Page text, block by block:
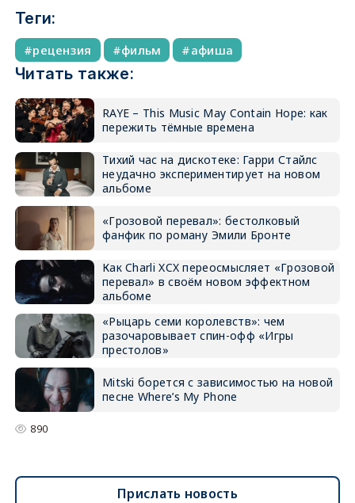
Теги:
рецензия фильм афиша
Читать также:
RAYE – This Music May Contain Hope: как
пережить тёмные времена
Тихий час на дискотеке: Гарри Стайлс
неудачно экспериментирует на новом
альбоме
«Грозовой перевал»: бестолковый
фанфик по роману Эмили Бронте
Как Charli XCX переосмысляет «Грозовой
перевал» в своём новом эффектном
альбоме
«Рыцарь семи королевств»: чем
разочаровывает спин-офф «Игры
престолов»
Mitski борется с зависимостью на новой
песне Where’s My Phone
890
Прислать новость